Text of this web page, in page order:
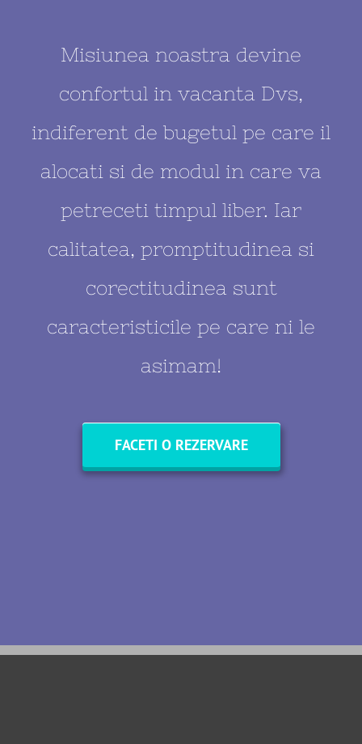
Misiunea noastra devine
confortul in vacanta Dvs,
indiferent de bugetul pe care il
alocati si de modul in care va
petreceti timpul liber. Iar
calitatea, promptitudinea si
corectitudinea sunt
caracteristicile pe care ni le
asimam!
FACETI O REZERVARE